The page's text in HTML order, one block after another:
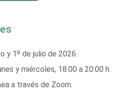
y 1º de julio de 2026.
y miércoles, 18:00 a 20:00 h.
a través de Zoom.